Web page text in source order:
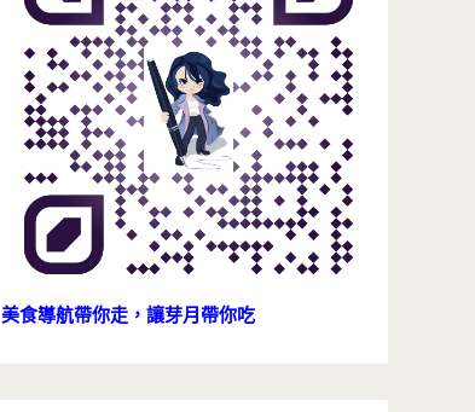
美食導航帶你走，讓芽月帶你吃